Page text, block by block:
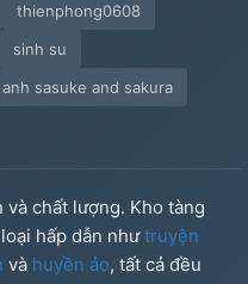
thienphong0608
sinh su
sasuke and sakura
chất lượng. Kho tàng
hấp dẫn nhưtruyện
và huyền ảo, tất cả đều